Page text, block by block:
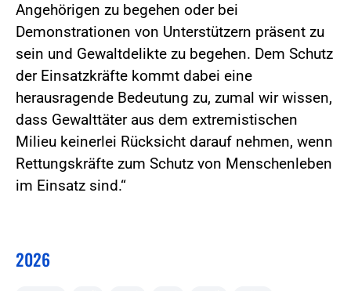
Angehörigen zu begehen oder bei
Demonstrationen von Unterstützern präsent zu
sein und Gewaltdelikte zu begehen. Dem Schutz
der Einsatzkräfte kommt dabei eine
herausragende Bedeutung zu, zumal wir wissen,
dass Gewalttäter aus dem extremistischen
Milieu keinerlei Rücksicht darauf nehmen, wenn
Rettungskräfte zum Schutz von Menschenleben
im Einsatz sind.“
2026